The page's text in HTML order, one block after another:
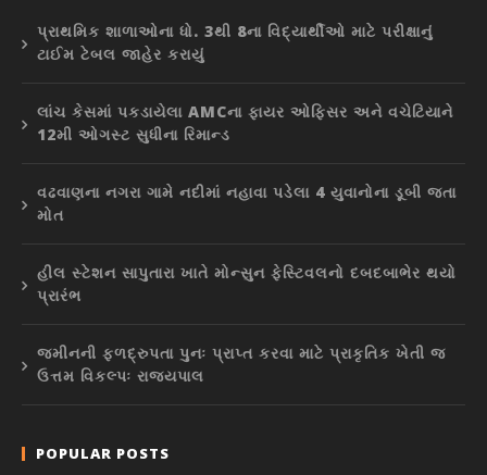
પ્રાથમિક શાળાઓના ધો. 3થી 8ના વિદ્યાર્થીઓ માટે પરીક્ષાનું
ટાઈમ ટેબલ જાહેર કરાયું
લાંચ કેસમાં પકડાયેલા AMCના ફાયર ઓફિસર અને વચેટિયાને
12મી ઓગસ્ટ સુધીના રિમાન્ડ
વઢવાણના નગરા ગામે નદીમાં નહાવા પડેલા 4 યુવાનોના ડૂબી જતા
મોત
હીલ સ્ટેશન સાપુતારા ખાતે મોન્સુન ફેસ્ટિવલનો દબદબાભેર થયો
પ્રારંભ
જમીનની ફળદ્રુપતા પુનઃ પ્રાપ્ત કરવા માટે પ્રાકૃતિક ખેતી જ
ઉત્તમ વિકલ્પઃ રાજ્યપાલ
POPULAR POSTS